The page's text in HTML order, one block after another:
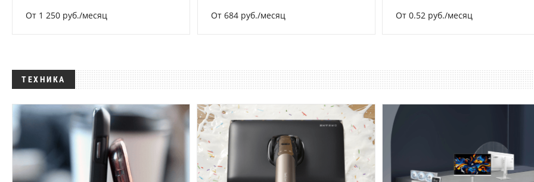
От 1 250 руб./месяц От 684 руб./месяц От 0.52 руб./месяц
ТЕХНИКА